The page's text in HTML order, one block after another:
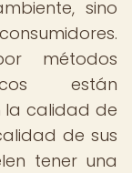
sino
métodos
están
la calidad de
de sus
tener una